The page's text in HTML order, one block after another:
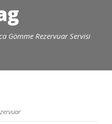
Gömme Rezervuar Servisi